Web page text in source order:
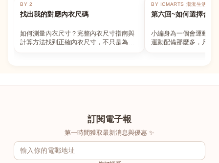
BY 2
找出我的對應內衣尺碼
如何測量內衣尺寸？完整內衣尺寸指南與
計算方法找到正確內衣尺寸，不只是為了
BY ICMARTS 潮流生活百貨
第六回~如何選擇合適
小編身為一個會運動的
運動配備那麼多，凡舉
訂閱電子報
第一時間獲取最新消息與優惠 ✨